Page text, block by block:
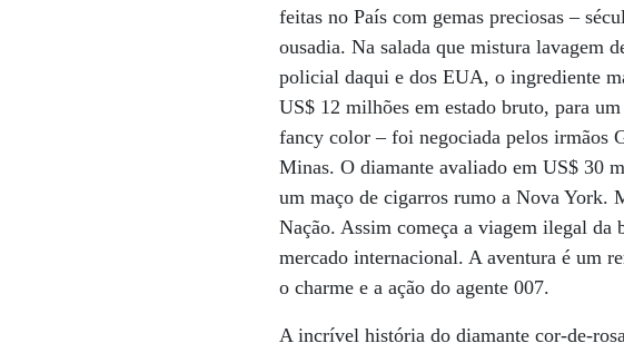
feitas no País com gemas preciosas –
ousadia. Na salada que mistura lavagem
policial daqui e dos EUA, o ingrediente
US$ 12 milhões em estado bruto, para
fancy color – foi negociada pelos irmãos
Minas. O diamante avaliado em US$ 30
um maço de cigarros rumo a Nova York.
Nação. Assim começa a viagem ilegal da
mercado internacional. A aventura é um
o charme e a ação do agente 007.
A incrível história do diamante cor-de-